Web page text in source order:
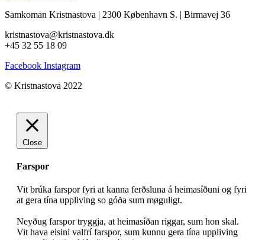
Samkoman Kristnastova | 2300 København S. | Birmavej 36
kristnastova@kristnastova.dk
+45 32 55 18 09
Facebook Instagram
© Kristnastova 2022
Close
Farspor
Vit brúka farspor fyri at kanna ferðsluna á heimasíðuni og fyri
at gera tína uppliving so góða sum møguligt.
Neyðug farspor tryggja, at heimasíðan riggar, sum hon skal.
Vit hava eisini valfrí farspor, sum kunnu gera tína uppliving